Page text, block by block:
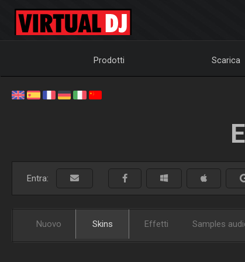
Prodotti Scarica
Entra:
Nuovo Skins Effetti Samples